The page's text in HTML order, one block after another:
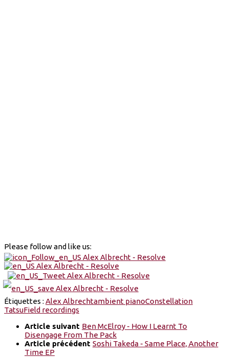
Please follow and like us:
Étiquettes : Alex Albrechtambient pianoConstellation
TatsuField recordings
Article suivant Ben McElroy - How I Learnt To
Disengage From The Pack
Article précédent Soshi Takeda - Same Place, Another
Time EP